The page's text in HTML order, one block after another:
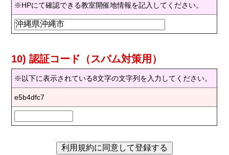
※HPにて確認できる教室開催地情報を記入してください。
10) 認証コード（スパム対策用）
※以下に表示されている8文字の文字列を入力してください。
e5b4dfc7